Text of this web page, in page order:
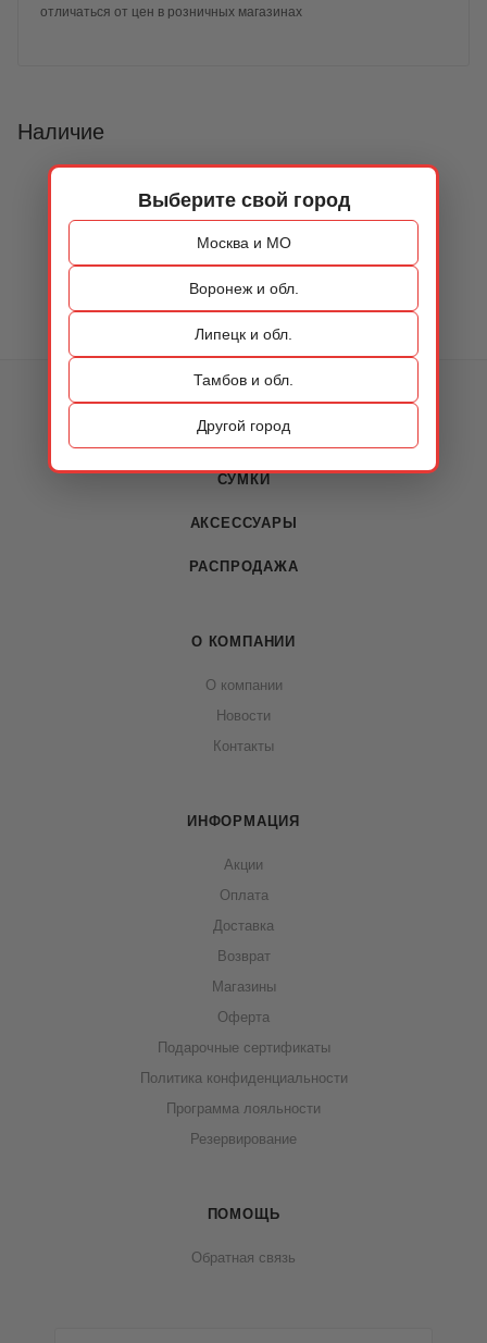
Выберите свой город
Москва и МО
Воронеж и обл.
Липецк и обл.
Тамбов и обл.
Другой город
отличаться от цен в розничных магазинах
Наличие
ОБУВЬ
СУМКИ
АКСЕССУАРЫ
РАСПРОДАЖА
О КОМПАНИИ
О компании
Новости
Контакты
ИНФОРМАЦИЯ
Акции
Оплата
Доставка
Возврат
Магазины
Оферта
Подарочные сертификаты
Политика конфиденциальности
Программа лояльности
Резервирование
ПОМОЩЬ
Обратная связь